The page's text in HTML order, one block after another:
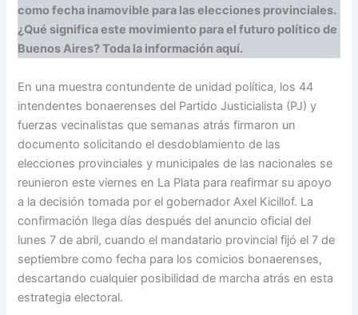
como fecha inamovible para las elecciones provinciales.
¿Qué significa este movimiento para el futuro político de
Buenos Aires? Toda la información aquí.
En una muestra contundente de unidad política, los 44
intendentes bonaerenses del Partido Justicialista (PJ) y
fuerzas vecinalistas que semanas atrás firmaron un
documento solicitando el desdoblamiento de las
elecciones provinciales y municipales de las nacionales se
reunieron este viernes en La Plata para reafirmar su apoyo
a la decisión tomada por el gobernador Axel Kicillof. La
confirmación llega días después del anuncio oficial del
lunes 7 de abril, cuando el mandatario provincial fijó el 7 de
septiembre como fecha para los comicios bonaerenses,
descartando cualquier posibilidad de marcha atrás en esta
estrategia electoral.